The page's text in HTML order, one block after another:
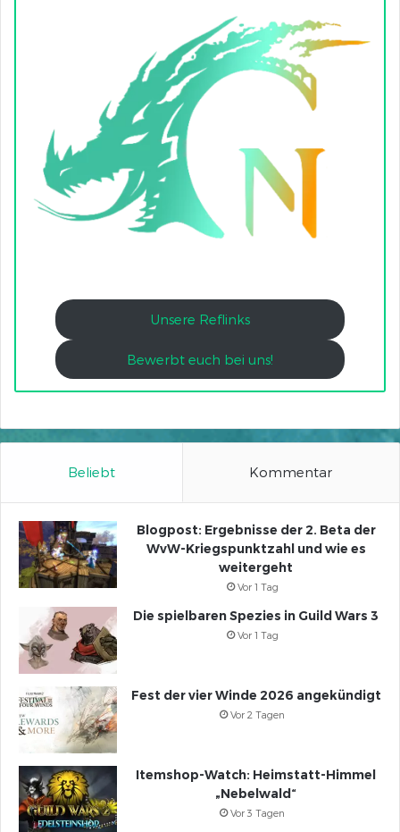
Unsere Reflinks
Bewerbt euch bei uns!
Beliebt Kommentar
Blogpost: Ergebnisse der 2. Beta der
WvW-Kriegspunktzahl und wie es
weitergeht
Vor 1 Tag
Die spielbaren Spezies in Guild Wars 3
Vor 1 Tag
Fest der vier Winde 2026 angekündigt
Vor 2 Tagen
Itemshop-Watch: Heimstatt-Himmel
„Nebelwald“
Vor 3 Tagen